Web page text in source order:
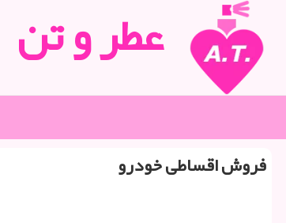
عطر و تن
فروش اقساطی خودرو